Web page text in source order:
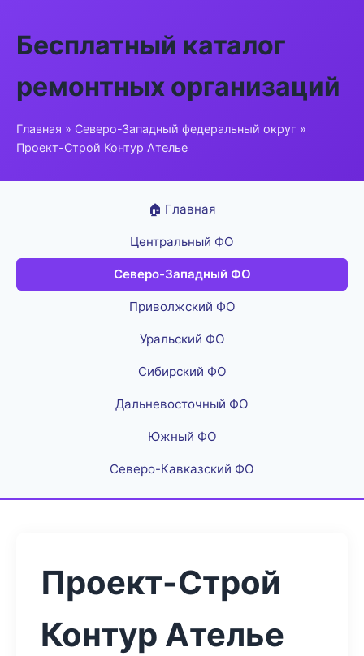
Бесплатный каталог
ремонтных организаций
Главная » Северо-Западный федеральный округ »
Проект-Строй Контур Ателье
🏠 Главная
Центральный ФО
Северо-Западный ФО
Приволжский ФО
Уральский ФО
Сибирский ФО
Дальневосточный ФО
Южный ФО
Северо-Кавказский ФО
Проект-Строй
Контур Ателье